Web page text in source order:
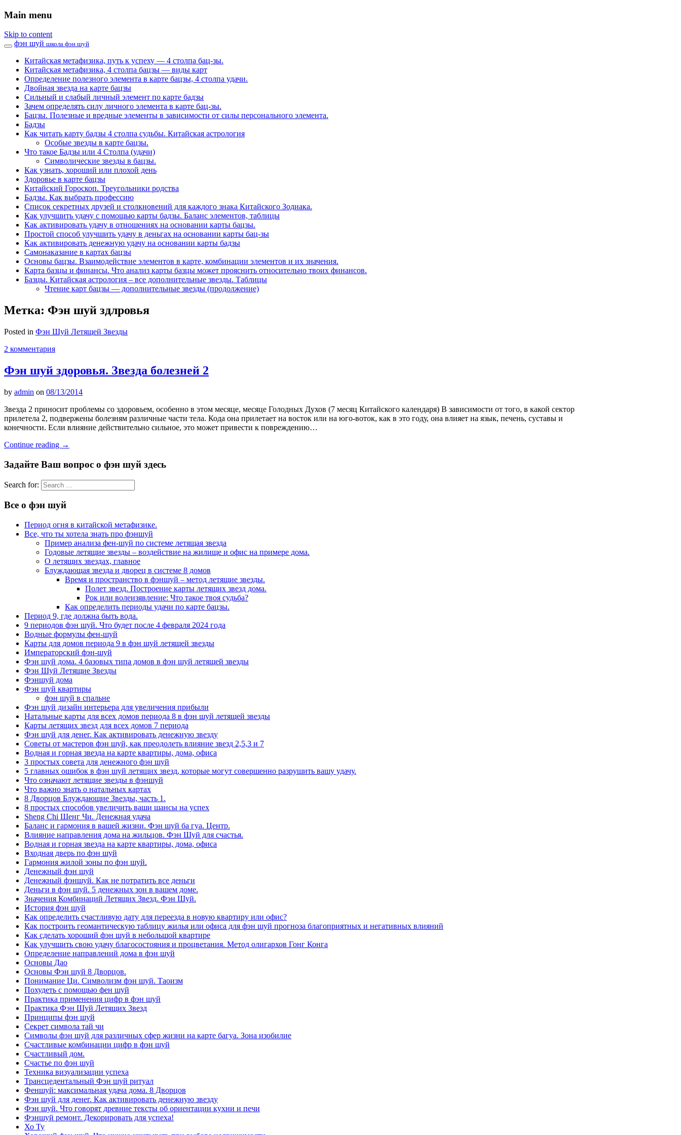
Main menu
Skip to content
фэн шуй школа фэн шуй
Китайская метафизика, путь к успеху — 4 столпа бац-зы.
Китайская метафизика, 4 столпа бацзы — виды карт
Определение полезного элемента в карте бацзы, 4 столпа удачи.
Двойная звезда на карте бацзы
Сильный и слабый личный элемент по карте бадзы
Зачем определять силу личного элемента в карте бац-зы.
Бацзы. Полезные и вредные элементы в зависимости от силы персонального элемента.
Бадзы
Как читать карту бадзы 4 столпа судьбы. Китайская астрология
Особые звезды в карте бацзы.
Что такое Бадзы или 4 Столпа (удачи)
Символические звезды в бацзы.
Как узнать, хороший или плохой день
Здоровье в карте бацзы
Китайский Гороскоп. Треугольники родства
Бадзы. Как выбрать профессию
Список секретных друзей и cтолкновений для каждого знака Китайского Зодиака.
Как улучшить удачу с помощью карты бадзы. Баланс элементов, таблицы
Как активировать удачу в отношениях на основании карты бацзы.
Простой способ улучшить удачу в деньгах на основании карты бац-зы
Как активировать денежную удачу на основании карты бадзы
Самонаказание в картах бацзы
Основы бацзы. Взаимодействие элементов в карте, комбинации элементов и их значения.
Карта базцы и финансы. Что анализ карты базцы может прояснить относительно твоих финансов.
Базцы. Китайская астрология – все дополнительные звезды. Таблицы
Чтение карт бацзы — дополнительные звезды (продолжение)
Метка: Фэн шуй здлровья
Posted in Фэн Шуй Летящей Звезды
2 комментария
Фэн шуй здоровья. Звезда болезней 2
by admin on 08/13/2014
Звезда 2 приносит проблемы со здоровьем, особенно в этом месяце, месяце Голодных Духов (7 месяц Китайского календаря) В зависимости от того, в какой сектор
прилетела 2, подвержены болезням различные части тела. Кода она прилетает на восток или на юго-воток, как в это году, она влияет на язык, печень, суставы и
конечности. Если влияние действительно сильное, это может привести к повреждению…
Continue reading →
Задайте Ваш вопрос о фэн шуй здесь
Search for:
Все о фэн шуй
Период огня в китайской метафизике.
Все, что ты хотела знать про фэншуй
Пример анализа фен-шуй по системе летящая звезда
Годовые летящие звезды – воздействие на жилище и офис на примере дома.
О летящих звездах, главное
Блуждающая звезда и дворец в системе 8 домов
Время и пространство в фэншуй – метод летящие звезды.
Полет звезд. Построение карты летящих звезд дома.
Рок или волеизявление: Что такое твоя судьба?
Как определить периоды удачи по карте бацзы.
Период 9, где должна быть вода.
9 периодов фэн шуй. Что будет после 4 февраля 2024 года
Водные формулы фен-шуй
Карты для домов периода 9 в фэн шуй летящей звезды
Императорский фэн-шуй
Фэн шуй дома. 4 базовых типа домов в фэн шуй летящей звезды
Фэн Шуй Летящие Звезды
Фэншуй дома
Фэн шуй квартиры
фэн шуй в спальне
Фэн шуй дизайн интерьера для увеличения прибыли
Натальные карты для всех домов периода 8 в фэн шуй летящей звезды
Карты летящих звезд для всех домов 7 периода
Фэн шуй для денег. Как активировать денежную звезду
Советы от мастеров фэн шуй, как преодолеть влияние звезд 2,5,3 и 7
Водная и горная звезда на карте квартиры, дома, офиса
3 простых совета для денежного фэн шуй
5 главных ошибок в фэн шуй летящих звезд, которые могут совершенно разрушить вашу удачу.
Что означают летящие звезды в фэншуй
Что важно знать о натальных картах
8 Дворцов Блуждающие Звезды, часть 1.
8 простых способов увеличить ваши шансы на успех
Sheng Chi Шенг Чи. Денежная удача
Баланс и гармония в вашей жизни. Фэн шуй ба гуа. Центр.
Влияние направления дома на жильцов. Фэн Шуй для счастья.
Водная и горная звезда на карте квартиры, дома, офиса
Входная дверь по фэн шуй
Гармония жилой зоны по фэн шуй.
Денежный фэн шуй
Денежный фэншуй. Как не потратить все деньги
Деньги в фэн шуй. 5 денежных зон в вашем доме.
Значения Комбинаций Летящих Звезд. Фэн Шуй.
История фэн шуй
Как определить счастливую дату для переезда в новую квартиру или офис?
Как построить геомантическую таблицу жилья или офиса для фэн шуй прогноза благоприятных и негативных влияний
Как сделать хороший фэн шуй в небольшой квартире
Как улучшить свою удачу благосостояния и процветания. Метод олигархов Гонг Конга
Определение направлений дома в фэн шуй
Основы Дао
Основы Фэн шуй 8 Дворцов.
Понимание Ци. Символизм фэн шуй. Таоизм
Похудеть с помощью фен шуй
Практика применения цифр в фэн шуй
Практика Фэн Шуй Летящих Звезд
Принципы фэн шуй
Секрет символа тай чи
Символы фэн шуй для различных сфер жизни на карте багуа. Зона изобилие
Счастливые комбинации цифр в фэн шуй
Счастливый дом.
Счастье по фэн шуй
Техника визуализации успеха
Трансцедентальный Фэн шуй ритуал
Феншуй: максимальная удача дома. 8 Дворцов
Фэн шуй для денег. Как активировать денежную звезду
Фэн шуй. Что говорят древние тексты об ориентации кухни и печи
Фэншуй ремонт. Декорировать для успеха!
Хо Ту